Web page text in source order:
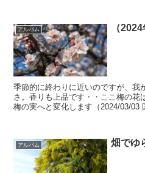
アルバム （
季節的に終わりに近いのですが、我
さ。香りも上品です・・ここ梅の花
梅の実へと変化します（2024/03/03
アルバム 畑でゆ